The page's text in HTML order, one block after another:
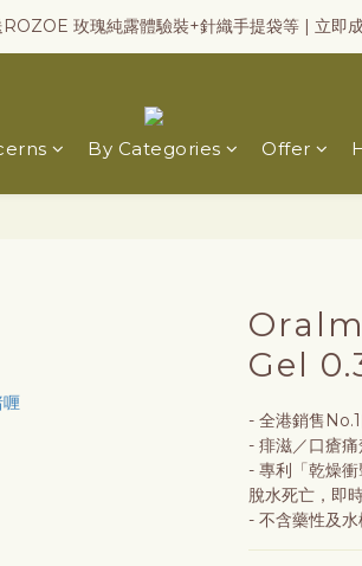
玫瑰純露體驗裝+針織手提袋等 | 立即
By Categories Offer
Gel
- 全港銷售
- 痱滋／口瘡
- 專利「乾燥
脫水死亡，即
- 不含藥性及水